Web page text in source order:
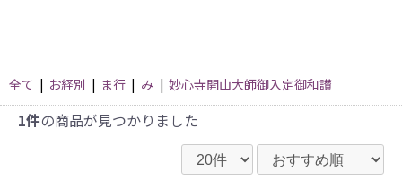
全て | お経別 | ま行 | み | 妙心寺開山大師御入定御和讃
1件の商品が見つかりました